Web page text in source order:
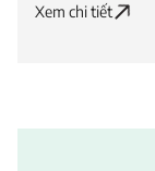
Xem chi tiết